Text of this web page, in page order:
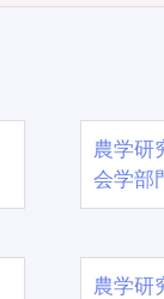
農学
会学部
農学